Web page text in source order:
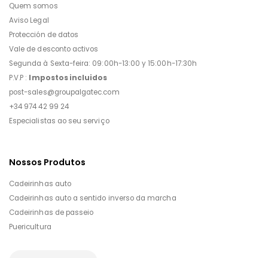
Quem somos
Aviso Legal
Protección de datos
Vale de desconto activos
Segunda à Sexta-feira: 09:00h-13:00 y 15:00h-17:30h
P.V.P : Impostos incluidos
post-sales@groupalgatec.com
+34 974 42 99 24
Especialistas ao seu serviço
Nossos Produtos
Cadeirinhas auto
Cadeirinhas auto a sentido inverso da marcha
Cadeirinhas de passeio
Puericultura